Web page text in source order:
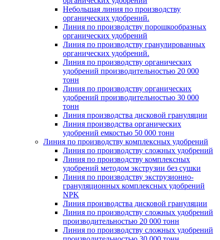
Небольшая линия по производству
органических удобрений.
Линия по производству порошкообразных
органических удобрений
Линия по производству гранулированных
органических удобрений.
Линия по производству органических
удобрений производительностью 20 000
тонн
Линия по производству органических
удобрений производительностью 30 000
тонн
Линия производства дисковой грануляции
Линия производства органических
удобрений емкостью 50 000 тонн
Линия по производству комплексных удобрений
Линия по производству сложных удобрений
Линия по производству комплексных
удобрений методом экструзии без сушки
Линия по производству экструзионно-
грануляционных комплексных удобрений
NPK
Линия производства дисковой грануляции
Линия по производству сложных удобрений
производительностью 20 000 тонн
Линия по производству сложных удобрений